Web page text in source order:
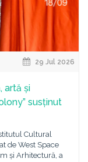
29 Jul 2026
artă și
susținut
Cultural
de West Space
și Arhitectură, a